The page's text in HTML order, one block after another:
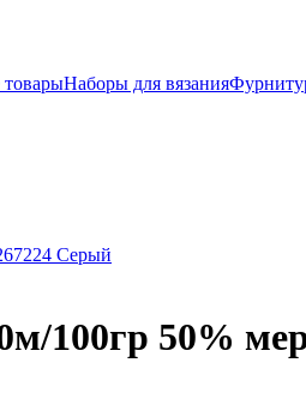
Наборы для вязания
100гр 50%